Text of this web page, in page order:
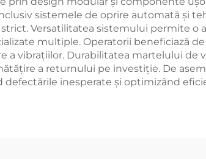
sistemele de oprire automată și
Versatilitatea sistemului permite o
multiple. Operatorii beneficiază
vibrațiilor. Durabilitatea martelului de
a returnului pe investiție. De
inesperate și optimizând